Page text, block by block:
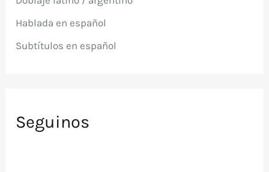
:Hablada en español
Subtítulos en español
Seguinos